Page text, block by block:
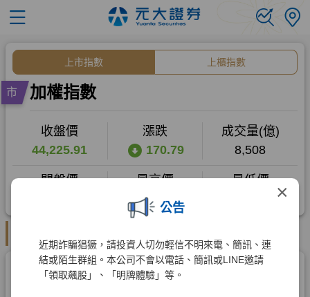
×
公告
近期詐騙猖獗，請投資人切勿輕信不明來電、簡訊、連
結或陌生群組。本公司不會以電話、簡訊或LINE邀請
「領取飆股」、「明牌體驗」等。